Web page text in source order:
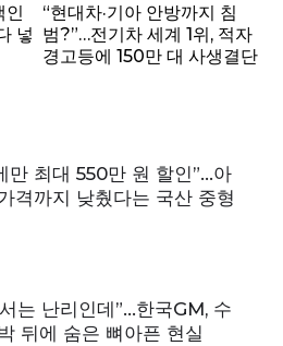
인
넣
“현대차·기아 안방까지 침
범?”…전기차 세계 1위, 적자
경고등에 150만 대 사생결단
만 최대 550만 원 할인”…아
격까지 낮췄다는 국산 중형
는 난리인데”…한국GM, 수
뒤에 숨은 뼈아픈 현실